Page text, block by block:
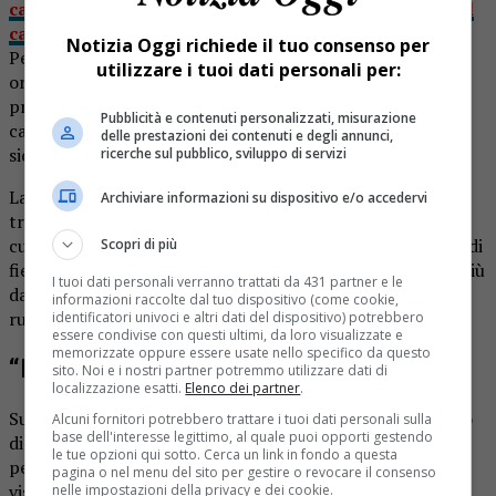
caduto dal trattore e morto schiacciato dalle ruote del
carrello. La tragedia era accaduta l’altro giorno a Villar
Pellice, nel Torinese. Per il momento la procura ha
ordinato l’autopsia sul corpo del bimbo morto due giorni
prima di compiere i 5 anni. Con questa indagine, si dovrà
capire se ci sono state imprudenze e se i sistemi di
sicurezza sul mezzo fossero regolari.
La dinamica dell’episodio è stata delineata: il piccolo si
trovava a bordo del mezzo del mezzo agricolo guidato dal
cugino 18enne. Erano al lavoro per spostare alcune balle di
fieno, quando improvvisamente Dylan sarebbe scivolato giù
dal seggiolino, cadendo a terra e finendo traolto dalle
ruote del carrello.
“Ho cercato di tenerlo”
Subito il cugino che era alla guida del trattore ha spiegato
di aver notato improvvisamente che il bambino stava
perdendo l’equilibrio. «Facevo manovra verso destra, ho
visto che stava cadendo lo ho afferrato per la canottiera,
Notizia Oggi richiede il tuo consenso per
utilizzare i tuoi dati personali per:
Pubblicità e contenuti personalizzati, misurazione
delle prestazioni dei contenuti e degli annunci,
ricerche sul pubblico, sviluppo di servizi
Archiviare informazioni su dispositivo e/o accedervi
Scopri di più
I tuoi dati personali verranno trattati da 431 partner e le
informazioni raccolte dal tuo dispositivo (come cookie,
identificatori univoci e altri dati del dispositivo) potrebbero
essere condivise con questi ultimi, da loro visualizzate e
memorizzate oppure essere usate nello specifico da questo
sito. Noi e i nostri partner potremmo utilizzare dati di
localizzazione esatti. Elenco dei partner.
Alcuni fornitori potrebbero trattare i tuoi dati personali sulla
base dell'interesse legittimo, al quale puoi opporti gestendo
le tue opzioni qui sotto. Cerca un link in fondo a questa
pagina o nel menu del sito per gestire o revocare il consenso
nelle impostazioni della privacy e dei cookie.